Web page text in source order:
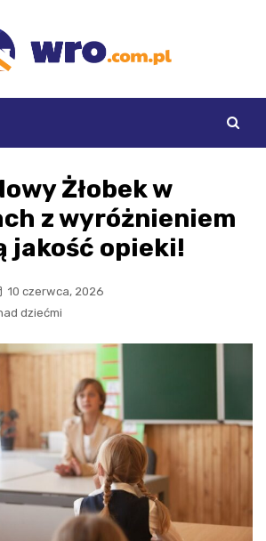
Żłobek w
z wyróżnieniem
jakość opieki!
10 czerwca, 2026
dziećmi